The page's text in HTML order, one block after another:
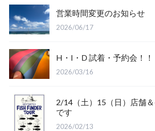
Salty Crew
Glove
営業時間変更のお知らせ
2026/06/17
H・I・D 試着・予約会！！
2026/03/16
2/14（土）15（日）店舗
です
2026/02/13